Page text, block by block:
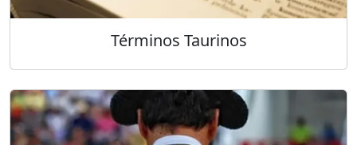
Términos Taurinos